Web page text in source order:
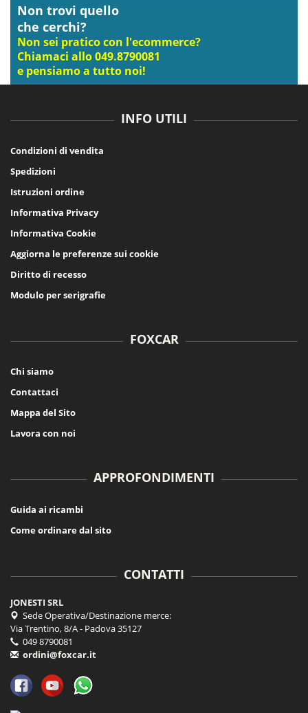
Non trovi quello
che cerchi?
Non sei pratico con l'ecommerce?
Chiamaci allo 049.8790081
e pensiamo a tutto noi!
INFO UTILI
Condizioni di vendita
Spedizioni
Istruzioni ordine
Informativa Privacy
Informativa Cookie
Aggiorna le preferenze sui cookie
Diritto di recesso
Modulo per serigrafie
FOXCAR
Chi siamo
Contattaci
Mappa del Sito
Lavora con noi
APPROFONDIMENTI
Guida ai ricambi
Come ordinare dal sito
CONTATTI
JONESTI SRL
Sede Operativa/Destinazione merce:
Via Trentino, 8/A - Padova 35127
049 8790081
ordini@foxcar.it